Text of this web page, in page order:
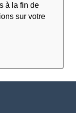
à la fin de
sur votre